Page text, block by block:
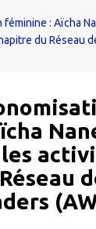
: Aïcha
du Réseau